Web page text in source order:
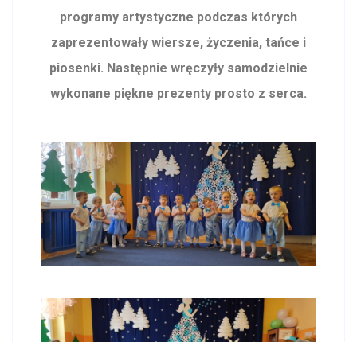
programy artystyczne podczas których
zaprezentowały wiersze, życzenia, tańce i
piosenki. Następnie wręczyły samodzielnie
wykonane piękne prezenty prosto z serca.